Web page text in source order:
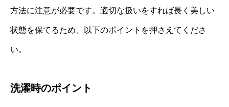
方法に注意が必要です。適切な扱いをすれば長く美しい
状態を保てるため、以下のポイントを押さえてくださ
い。
洗濯時のポイント